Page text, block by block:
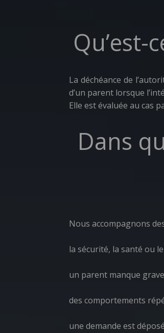
Qu’est-
La déchéance de
d’un parent lorsque
Elle est évaluée au cas
Dans
Nous accompagnons
la sécurité, la santé ou
un parent manque
des comportements
une demande est